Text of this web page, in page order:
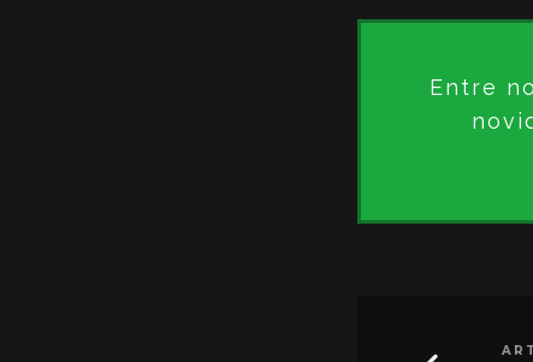
Entre